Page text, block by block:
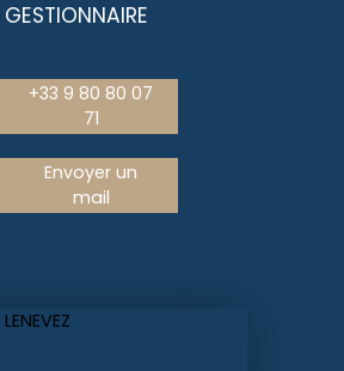
GESTIONNAIRE
+33 9 80 80 07
71
Envoyer un
mail